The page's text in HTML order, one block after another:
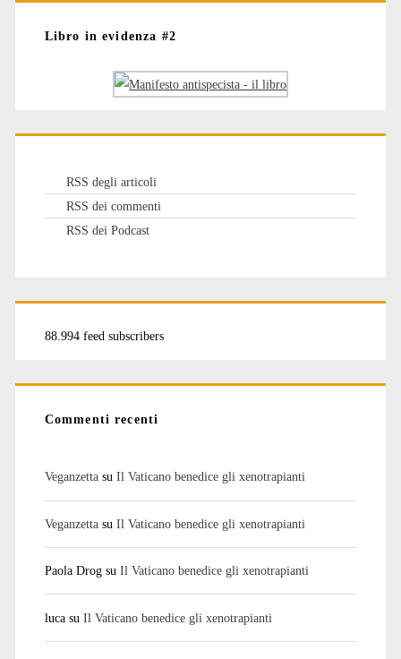
Libro in evidenza #2
RSS degli articoli
RSS dei commenti
RSS dei Podcast
88.994 feed subscribers
Commenti recenti
Veganzettasu Il Vaticano benedice gli xenotrapianti
Veganzettasu Il Vaticano benedice gli xenotrapianti
Paola Drogsu Il Vaticano benedice gli xenotrapianti
lucasu Il Vaticano benedice gli xenotrapianti